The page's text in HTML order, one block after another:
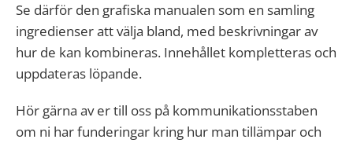
Se därför den grafiska manualen som en samling
ingredienser att välja bland, med beskrivningar av
hur de kan kombineras. Innehållet kompletteras och
uppdateras löpande.
Hör gärna av er till oss på kommunikationsstaben
om ni har funderingar kring hur man tillämpar och